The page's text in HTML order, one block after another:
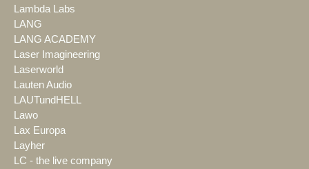
Lambda Labs
LANG
LANG ACADEMY
Laser Imagineering
Laserworld
Lauten Audio
LAUTundHELL
Lawo
Lax Europa
Layher
LC - the live company